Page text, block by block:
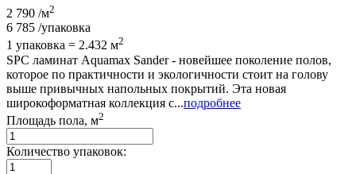
2 790 /м2
6 785 /упаковка
1 упаковка = 2.432 м2
SPC ламинат Aquamax Sander - новейшее поколение полов,
которое по практичности и экологичности стоит на голову
выше привычных напольных покрытий. Эта новая
широкоформатная коллекция с...подробнее
Площадь пола, м2
Количество упаковок: